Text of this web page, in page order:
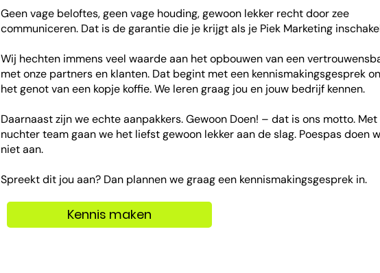
Geen vage beloftes, geen vage houding, gewoon lekker recht door zee
communiceren. Dat is de garantie die je krijgt als je Piek Marketing
Wij hechten immens veel waarde aan het opbouwen van een
met onze partners en klanten. Dat begint met een kennismakingsgesprek
het genot van een kopje koffie. We leren graag jou en jouw bedrijf kennen.
Daarnaast zijn we echte aanpakkers. Gewoon Doen! – dat is ons motto. Met
nuchter team gaan we het liefst gewoon lekker aan de slag. Poespas doen
niet aan.
Spreekt dit jou aan? Dan plannen we graag een kennismakingsgesprek in.
Kennis maken